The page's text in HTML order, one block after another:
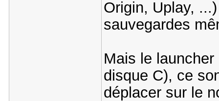
Origin, Uplay,
sauvegardes
Mais le
disque C), ce
déplacer sur le